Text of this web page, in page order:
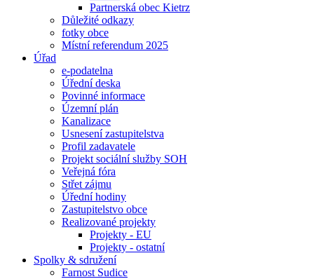
Partnerská obec Kietrz
Důležité odkazy
fotky obce
Místní referendum 2025
Úřad
e-podatelna
Úřední deska
Povinné informace
Územní plán
Kanalizace
Usnesení zastupitelstva
Profil zadavatele
Projekt sociální služby SOH
Veřejná fóra
Střet zájmu
Úřední hodiny
Zastupitelstvo obce
Realizované projekty
Projekty - EU
Projekty - ostatní
Spolky & sdružení
Farnost Sudice